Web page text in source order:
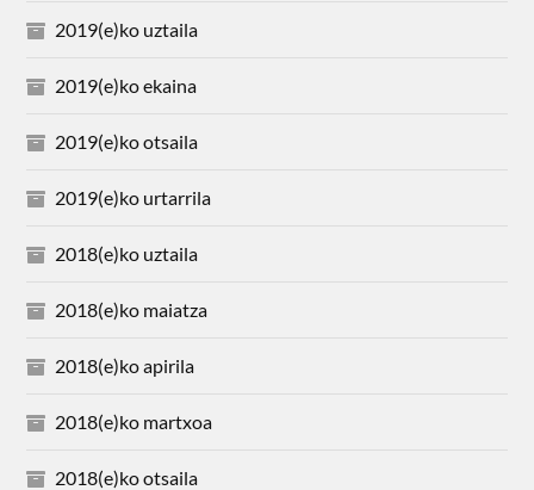
2019(e)ko uztaila
2019(e)ko ekaina
2019(e)ko otsaila
2019(e)ko urtarrila
2018(e)ko uztaila
2018(e)ko maiatza
2018(e)ko apirila
2018(e)ko martxoa
2018(e)ko otsaila